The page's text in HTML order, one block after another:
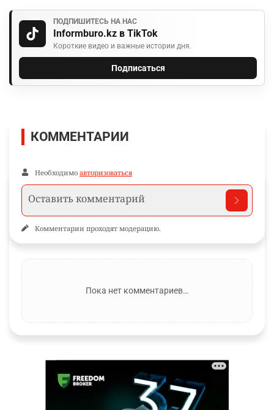
ПОДПИШИТЕСЬ НА НАС
Informburo.kz в TikTok
Короткие видео и важные истории дня.
Подписаться
КОММЕНТАРИИ
Необходимо авторизоваться
Комментарии проходят модерацию.
Пока нет комментариев…